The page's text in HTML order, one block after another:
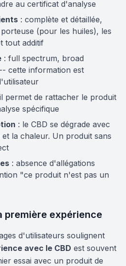
au certificat d'analyse
: complète et détaillée,
(pour les huiles), les
tout additif
: full spectrum, broad
cette information est
permet de rattacher le produit
spécifique
: le CBD se dégrade avec
la chaleur. Un produit sans
: absence d'allégations
"ce produit n'est pas un
première expérience
d'utilisateurs soulignent
avec le CBD est souvent
essai avec un produit de